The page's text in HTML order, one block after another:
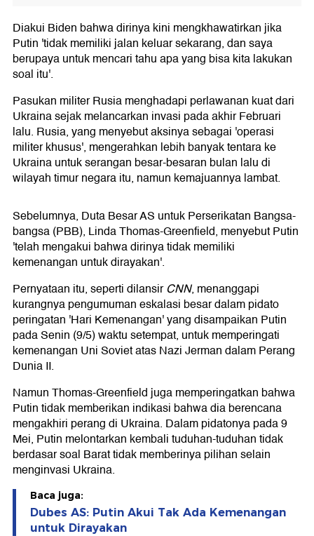
Diakui Biden bahwa dirinya kini mengkhawatirkan jika
Putin 'tidak memiliki jalan keluar sekarang, dan saya
berupaya untuk mencari tahu apa yang bisa kita lakukan
soal itu'.
Pasukan militer Rusia menghadapi perlawanan kuat dari
Ukraina sejak melancarkan invasi pada akhir Februari
lalu. Rusia, yang menyebut aksinya sebagai 'operasi
militer khusus', mengerahkan lebih banyak tentara ke
Ukraina untuk serangan besar-besaran bulan lalu di
wilayah timur negara itu, namun kemajuannya lambat.
Sebelumnya, Duta Besar AS untuk Perserikatan Bangsa-
bangsa (PBB), Linda Thomas-Greenfield, menyebut Putin
'telah mengakui bahwa dirinya tidak memiliki
kemenangan untuk dirayakan'.
Pernyataan itu, seperti dilansirCNN, menanggapi
kurangnya pengumuman eskalasi besar dalam pidato
peringatan 'Hari Kemenangan' yang disampaikan Putin
pada Senin (9/5) waktu setempat, untuk memperingati
kemenangan Uni Soviet atas Nazi Jerman dalam Perang
Dunia II.
Namun Thomas-Greenfield juga memperingatkan bahwa
Putin tidak memberikan indikasi bahwa dia berencana
mengakhiri perang di Ukraina. Dalam pidatonya pada 9
Mei, Putin melontarkan kembali tuduhan-tuduhan tidak
berdasar soal Barat tidak memberinya pilihan selain
menginvasi Ukraina.
Baca juga:
Dubes AS: Putin Akui Tak Ada Kemenangan
untuk Dirayakan